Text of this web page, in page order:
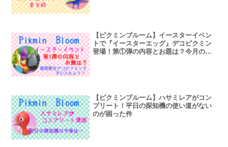
【ピクミンブルーム】イースターイベン
トで『イースターエッグ』デコピクミン
登場！第①弾の内容とお題は？今月の花
【ピクミンブルーム】ハサミレアがコン
プリート！平日の探知機の使い道がない
のが困った件